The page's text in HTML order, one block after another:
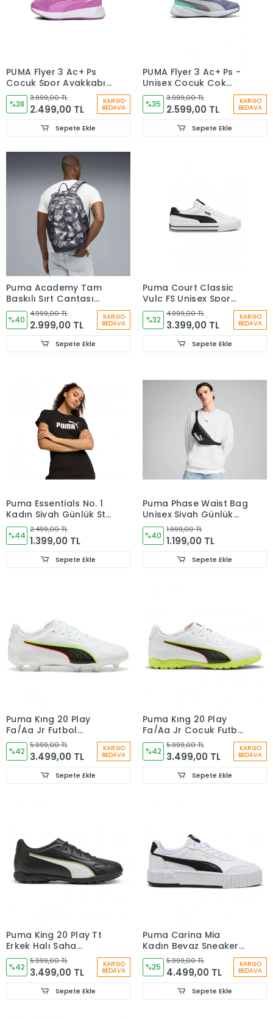
PUMA Flyer 3 Ac+ Ps
Çocuk Spor Ayakkabı
Bayan Mor 40152713
%38
3.999,00 TL
2.499,00 TL
KARGO
BEDAVA
Sepete Ekle
PUMA Flyer 3 Ac+ Ps -
Unisex Çocuk Çok
Renkli Sneaker
Ayakkabı 40152711
%35
3.999,00 TL
2.599,00 TL
KARGO
BEDAVA
Sepete Ekle
Puma Academy Tam
Baskılı Sırt Çantası
1299MDL 09115017
%40
4.999,00 TL
2.999,00 TL
KARGO
BEDAVA
Sepete Ekle
Puma Court Classic
Vulc FS Unisex Spor
Ayakkabı 39635302
%32
4.999,00 TL
3.399,00 TL
KARGO
BEDAVA
Sepete Ekle
Puma Essentials No. 1
Kadın Siyah Günlük Stil
T-Shirt 68237001
%44
2.499,00 TL
1.399,00 TL
Sepete Ekle
Puma Phase Waist Bag
Unisex Siyah Günlük
Stil Bel Çantası
09116501
%40
1.999,00 TL
1.199,00 TL
Sepete Ekle
Puma Kıng 20 Play
Fg/Ag Jr Futbol
Ayakkabısı 10873501
%42
5.999,00 TL
3.499,00 TL
KARGO
BEDAVA
Sepete Ekle
Puma Kıng 20 Play
Fg/Ag Jr Çocuk Futbol
Ayakkabısı 10873601
%42
5.999,00 TL
3.499,00 TL
KARGO
BEDAVA
Sepete Ekle
Puma King 20 Play Tt
Erkek Halı Saha
Ayakkabısı Siyah
10873602
%42
5.999,00 TL
3.499,00 TL
KARGO
BEDAVA
Sepete Ekle
Puma Carina Mia
Kadın Beyaz Sneaker
Ayakkabı 40263702
%25
5.999,00 TL
4.499,00 TL
KARGO
BEDAVA
Sepete Ekle